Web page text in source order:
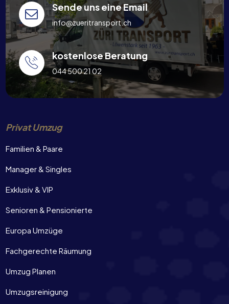
Sende uns eine Email
info@zueritransport.ch
kostenlose Beratung
044 500 21 02
Privat Umzug
Familien & Paare
Manager & Singles
Exklusiv & VIP
Senioren & Pensionierte
Europa Umzüge
Fachgerechte Räumung
Umzug Planen
Umzugsreinigung